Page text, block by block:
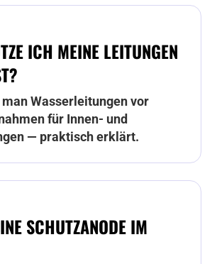
ICH MEINE LEITUNGEN
Wasserleitungen vor
für Innen- und
— praktisch erklärt.
SCHUTZANODE IM